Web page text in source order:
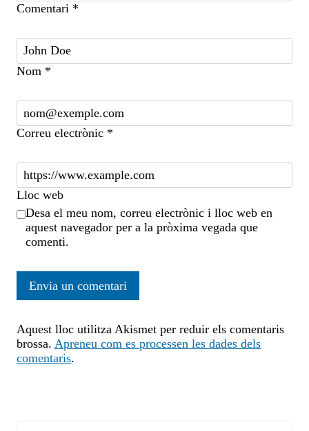
Comentari *
Nom *
Correu electrònic *
Lloc web
Desa el meu nom, correu electrònic i lloc web en
aquest navegador per a la pròxima vegada que
comenti.
Aquest lloc utilitza Akismet per reduir els comentaris
brossa. Apreneu com es processen les dades dels
comentaris.